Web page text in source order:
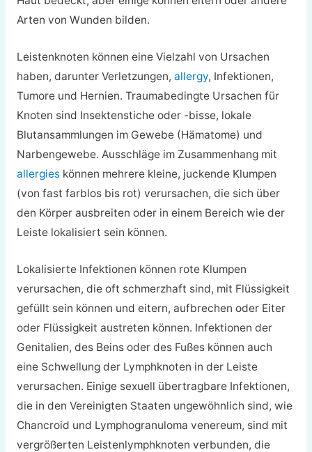
Arten von Wunden bilden.
Leistenknoten können eine Vielzahl von Ursachen
haben, darunter Verletzungen, allergy, Infektionen,
Tumore und Hernien. Traumabedingte Ursachen für
Knoten sind Insektenstiche oder -bisse, lokale
Blutansammlungen im Gewebe (Hämatome) und
Narbengewebe. Ausschläge im Zusammenhang mit
allergieskönnen mehrere kleine, juckende Klumpen
(von fast farblos bis rot) verursachen, die sich über
den Körper ausbreiten oder in einem Bereich wie der
Leiste lokalisiert sein können.
Lokalisierte Infektionen können rote Klumpen
verursachen, die oft schmerzhaft sind, mit Flüssigkeit
gefüllt sein können und eitern, aufbrechen oder Eiter
oder Flüssigkeit austreten können. Infektionen der
Genitalien, des Beins oder des Fußes können auch
eine Schwellung der Lymphknoten in der Leiste
verursachen. Einige sexuell übertragbare Infektionen,
die in den Vereinigten Staaten ungewöhnlich sind, wie
Chancroid und Lymphogranuloma venereum, sind mit
vergrößerten Leistenlymphknoten verbunden, die